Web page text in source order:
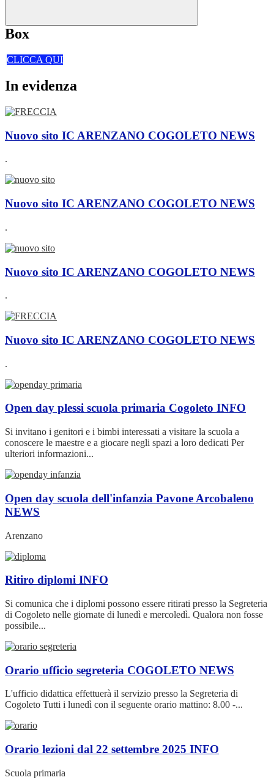
Box
CLICCA QUI
In evidenza
Nuovo sito IC ARENZANO COGOLETO NEWS
.
Nuovo sito IC ARENZANO COGOLETO NEWS
.
Nuovo sito IC ARENZANO COGOLETO NEWS
.
Nuovo sito IC ARENZANO COGOLETO NEWS
.
Open day plessi scuola primaria Cogoleto INFO
Si invitano i genitori e i bimbi interessati a visitare la scuola a
conoscere le maestre e a giocare negli spazi a loro dedicati Per
ulteriori informazioni...
Open day scuola dell'infanzia Pavone Arcobaleno
NEWS
Arenzano
Ritiro diplomi INFO
Si comunica che i diplomi possono essere ritirati presso la Segreteria
di Cogoleto nelle giornate di lunedì e mercoledì. Qualora non fosse
possibile...
Orario ufficio segreteria COGOLETO NEWS
L'ufficio didattica effettuerà il servizio presso la Segreteria di
Cogoleto Tutti i lunedì con il seguente orario mattino: 8.00 -...
Orario lezioni dal 22 settembre 2025 INFO
Scuola primaria